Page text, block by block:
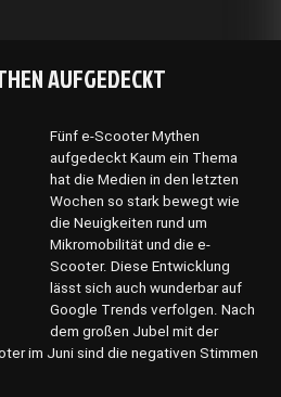
AUFGEDECKT
Fünf e-Scooter Mythen
aufgedeckt Kaum ein Thema
hat die Medien in den letzten
Wochen so stark bewegt wie
die Neuigkeiten rund um
Mikromobilität und die e-
Scooter. Diese Entwicklung
lässt sich auch wunderbar auf
Google Trends verfolgen. Nach
dem großen Jubel mit der
im Juni sind die negativen Stimmen